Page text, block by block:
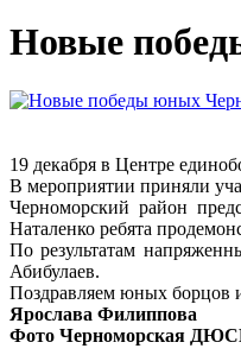
Новые
19 декабря в Центре
В мероприятии приняли
Черноморский район
Наталенко ребята
По результатам
Абибулаев.
Поздравляем юных борцов
Ярослава Филиппова
Фото Черноморская